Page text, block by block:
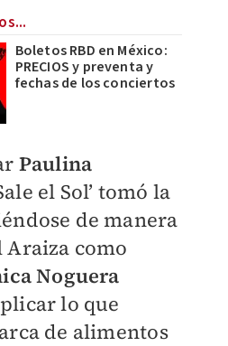
Boletos RBD en México:
PRECIOS y preventa y
fechas de los conciertos
Paulina
el Sol’ tomó la
de manera
Araiza como
Noguera
lo que
de alimentos